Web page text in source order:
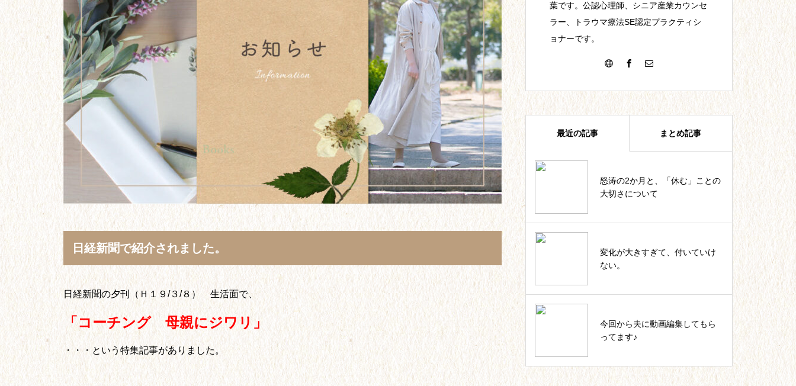
【24】パートナー探しも、ガム
シャラ努力。
【23】教員2年目。彼との別
れ。周囲との交流。
きる訳がない。
【21】大学卒業。フリーターと
なった２年間。
【20】心と体はだませない。努
力にも限界がある。
日経新聞で紹介されました。
日経新聞の夕刊（Ｈ１９/３/８） 生活面で、
「コーチング 母親にジワリ」
・・・という特集記事がありました。
葉です。公認心理師、シニア産業カウンセ
ラー、トラウマ療法SE認定プラクティシ
ョナーです。
最近の記事 まとめ記事
怒涛の2か月と、「休む」ことの
大切さについて
変化が大きすぎて、付いていけ
ない。
今回から夫に動画編集してもら
ってます♪
四葉ストーリー記事一覧
私のカウンセラー起業。これまで
の軌跡一覧
いっしょにIKUJI★セルフコーチ
ング記事一覧